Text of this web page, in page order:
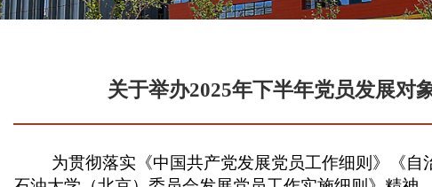
关于举办2025年下半年党员发展对
为贯彻落实《中国共产党发展党员工作细则》《自